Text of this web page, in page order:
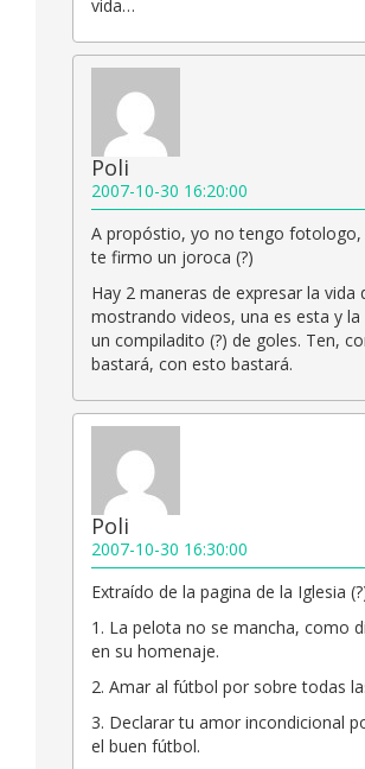
vida…
Poli
2007-10-30 16:20:00
A propóstio, yo no tengo fotologo,
te firmo un joroca (?)
Hay 2 maneras de expresar la vida
mostrando videos, una es esta y
un compiladito (?) de goles. Ten,
bastará, con esto bastará.
Poli
2007-10-30 16:30:00
Extraído de la pagina de la Iglesia
1. La pelota no se mancha, como
en su homenaje.
2. Amar al fútbol por sobre todas
3. Declarar tu amor incondicional
el buen fútbol.